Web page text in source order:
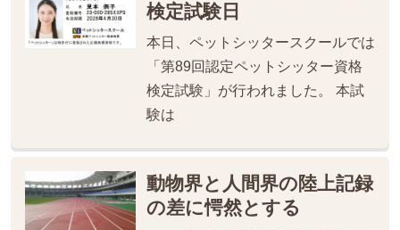
検定試験日
本日、ペットシッタースクールでは
「第89回認定ペットシッター資格
検定試験」が行われました。 本試
験は
動物界と人間界の陸上記録
の差に愕然とする